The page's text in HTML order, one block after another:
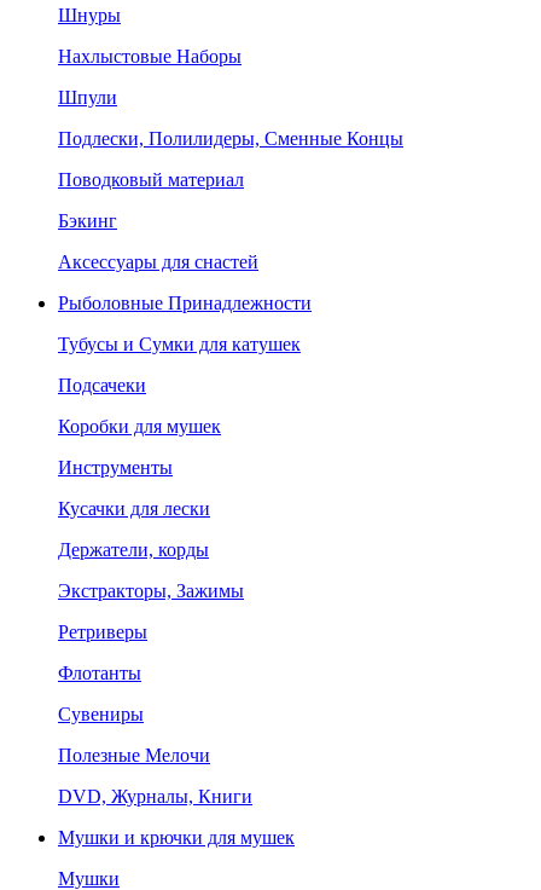
Шнуры
Нахлыстовые Наборы
Шпули
Подлески, Полилидеры, Сменные Концы
Поводковый материал
Бэкинг
Аксессуары для снастей
Рыболовные Принадлежности
Тубусы и Сумки для катушек
Подсачеки
Коробки для мушек
Инструменты
Кусачки для лески
Держатели, корды
Экстракторы, Зажимы
Ретриверы
Флотанты
Сувениры
Полезные Мелочи
DVD, Журналы, Книги
Мушки и крючки для мушек
Мушки